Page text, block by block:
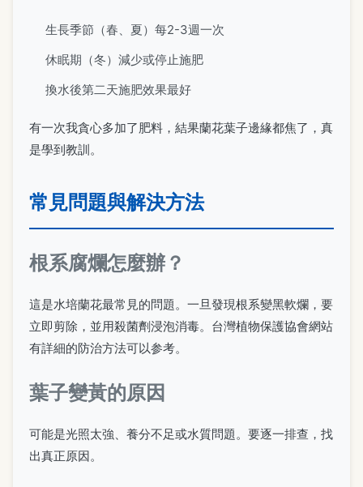
生長季節（春、夏）每2-3週一次
休眠期（冬）減少或停止施肥
換水後第二天施肥效果最好
有一次我貪心多加了肥料，結果蘭花葉子邊緣都焦了，真
是學到教訓。
常見問題與解決方法
根系腐爛怎麼辦？
這是水培蘭花最常見的問題。一旦發現根系變黑軟爛，要
立即剪除，並用殺菌劑浸泡消毒。台灣植物保護協會網站
有詳細的防治方法可以参考。
葉子變黃的原因
可能是光照太強、養分不足或水質問題。要逐一排查，找
出真正原因。